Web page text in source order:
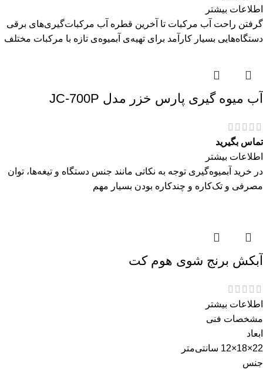
اطلاعات بیشتر
گرفتن راحت آب مرکبات تا آخرین قطره آب مرکبات‌گیری‌های برقی
دستگاه‌هایی بسیار کارآمد برای تهیه‌ی آبمیوه‌ی تازه با مرکبات مختلف
آب میوه گیری پارس خزر مدل JC-700P
تماس بگیرید
اطلاعات بیشتر
در خرید آبمیوه‌گیری توجه به نکاتی مانند جنس دستگاه و تیغه‌ها، توان
مصرفی و تک‌کاره و چندکاره بودن بسیار مهم
آبکش برنج شوی هوم کت
اطلاعات بیشتر
مشخصات فنی
ابعاد
22×18×12 سانتی‌متر
جنس